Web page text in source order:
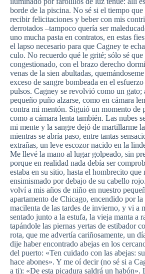
borde de la piscina. No sé si el tiempo que
recibir felicitaciones y beber con mis
derrotados –tampoco quería ser
uno mucha pasta en contratos, en estas
el lapso necesario para que Cagney te
culo. No recuerdo qué le grité; sólo sé que
congestionado, con el brazo derecho
venas de la sien abultadas,
exceso de sangre bombeada en el
pulsos. Cagney se revolvió como un gato;
pequeño puño alzarse, como en cámara
contra mi mentón. Siguió un momento de
como a cámara lenta también. Las nubes
mi mente y la sangre dejó de martillarme
mientras se abría paso, entre tantas
extrañas, un leve escozor nacido en la
Me llevé la mano al lugar golpeado, sin
porque en realidad nada debía ser
estaba en su sitio, hasta el hombrecito que
ensimismado por debajo de su cabello
volví a mis años de niño en nuestro
apartamento de Chicago, encendido por
macilenta de las tardes de invierno, y vi a
sentado junto a la estufa, la vieja manta a
tapándole las piernas yertas de estibador
rota, que me advertía cariñosamente, un
dije haber encontrado abejas en los
del puerto: «Ten cuidado con las abejas:
hace abones». Y me oí decir (no sé si a
a ti): «De esta picadura saldrá un habón».